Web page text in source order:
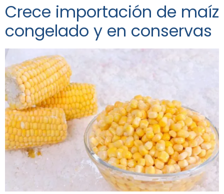
Crece importación de maíz
congelado y en conservas